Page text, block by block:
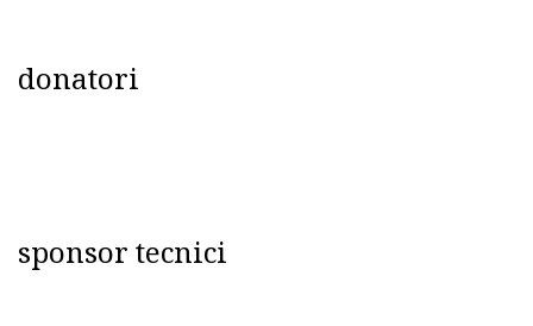
donatori
sponsor tecnici